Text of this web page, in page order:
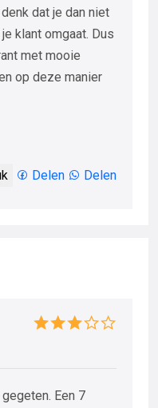
dat je dan niet
klant omgaat. Dus
met mooie
op deze manier
Delen Delen
Een 7